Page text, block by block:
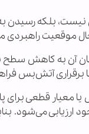
بلکه رسیدن
موقعیت راهبردی
آن به کاهش سطح
برقراری آتش‌بس
معیار قطعی برای
می‌شود.